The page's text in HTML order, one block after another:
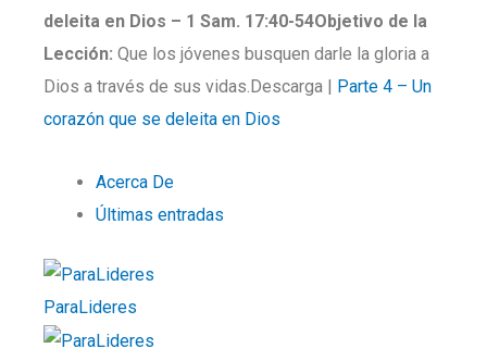
deleita en Dios – 1 Sam. 17:40-54Objetivo de la
Lección: Que los jóvenes busquen darle la gloria a
Dios a través de sus vidas.Descarga | Parte 4 – Un
corazón que se deleita en Dios
Acerca De
Últimas entradas
ParaLideres